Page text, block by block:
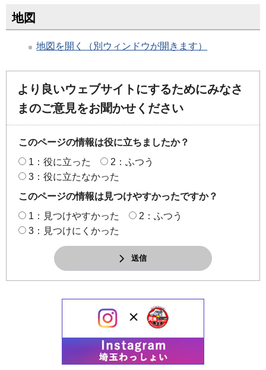
地図
地図を開く（別ウィンドウが開きます）
より良いウェブサイトにするためにみなさ
まのご意見をお聞かせください
このページの情報は役に立ちましたか？
1：役に立った
2：ふつう
3：役に立たなかった
このページの情報は見つけやすかったですか？
1：見つけやすかった
2：ふつう
3：見つけにくかった
送信